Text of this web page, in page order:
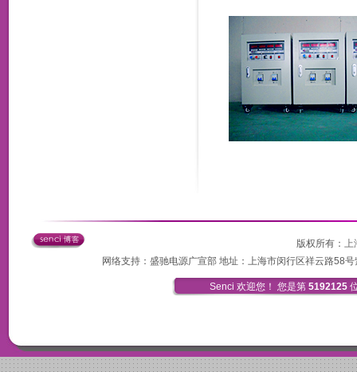
版权所有：上
网络支持：盛驰电源广宣部 地址：上海市闵行区祥云路
Senci 欢迎您！ 您是第 5192125